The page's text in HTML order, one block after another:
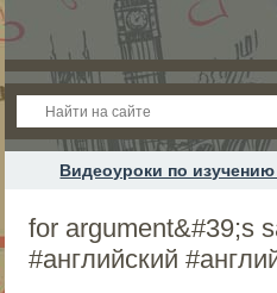
Видеоуроки по изучению
for argument&#39;s
#английский